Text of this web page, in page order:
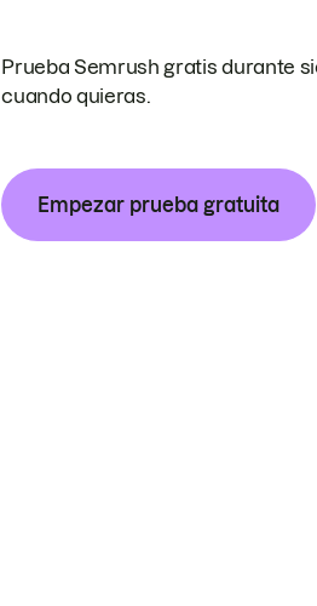
Prueba Semrush gratis durante
cuando quieras.
Empezar prueba gratuita